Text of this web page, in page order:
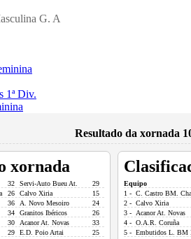
G. A
1ª Div.
Resultado da xornada
xornada
32 Servi-Auto Bueu At.
29
26 Calvo Xiria
15
36 A. Novo Mesoiro
24
34 Granitos Ibéricos
26
30 Acanor At. Novas
33
29 E.D. Poio Artai
25
Equipo
1 - C. Castro BM.
2 - Calvo Xiria
3 - Acanor At. Novas
4 - O.A.R. Coruña
5 - Embutidos L. BM